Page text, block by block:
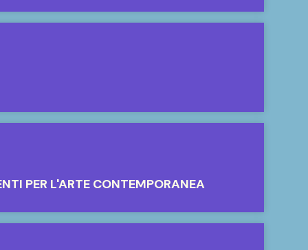
PER L'ARTE CONTEMPORANEA